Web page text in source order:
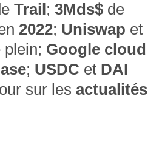
Trail ; 3Mds$ de
2022; Uniswap et
plein; Google cloud
; USDC et DAI
sur les actualités